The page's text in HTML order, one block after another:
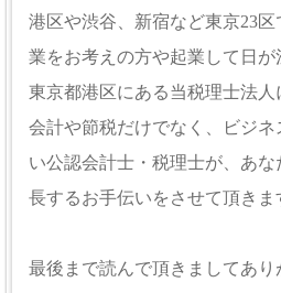
港区や渋谷、新宿など東京23
業をお考えの方や起業して日が
東京都港区にある当税理士法人
会計や節税だけでなく、ビジ
い公認会計士・税理士が、あ
長するお手伝いをさせて頂きま
最後まで読んで頂きましてあり